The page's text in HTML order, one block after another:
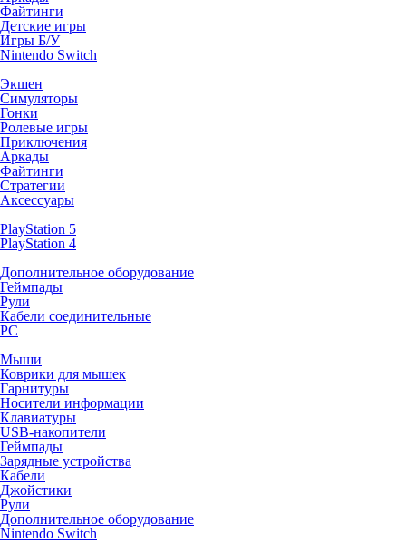
Файтинги
Детские игры
Игры Б/У
Nintendo Switch
Экшен
Симуляторы
Гонки
Ролевые игры
Приключения
Аркады
Файтинги
Стратегии
Аксессуары
PlayStation 5
PlayStation 4
Дополнительное оборудование
Геймпады
Рули
Кабели соединительные
PC
Мыши
Коврики для мышек
Гарнитуры
Носители информации
Клавиатуры
USB-накопители
Геймпады
Зарядные устройства
Кабели
Джойстики
Рули
Дополнительное оборудование
Nintendo Switch